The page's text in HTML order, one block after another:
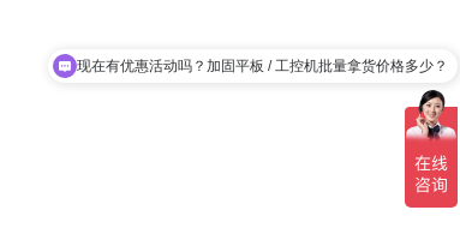
现在有优惠活动吗？加固平板 / 工控机批量拿货价格多少？